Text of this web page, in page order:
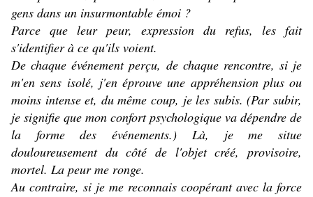
gens dans un insurmontable émoi ?
Parce que leur peur, expression du refus, les fait
s'identifier à ce qu'ils voient.
De chaque événement perçu, de chaque rencontre, si je
m'en sens isolé, j'en éprouve une appréhension plus ou
moins intense et, du même coup, je les subis. (Par subir,
je signifie que mon confort psychologique va dépendre de
la forme des événements.) Là, je me situe
douloureusement du côté de l'objet créé, provisoire,
mortel. La peur me ronge.
Au contraire, si je me reconnais coopérant avec la force